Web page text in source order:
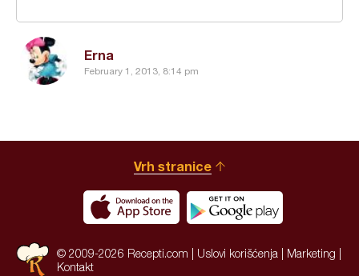
Erna
February 1, 2013, 8:14 pm
Vrh stranice
© 2009-2026 Recepti.com | Uslovi korišćenja Marketing
Kontakt